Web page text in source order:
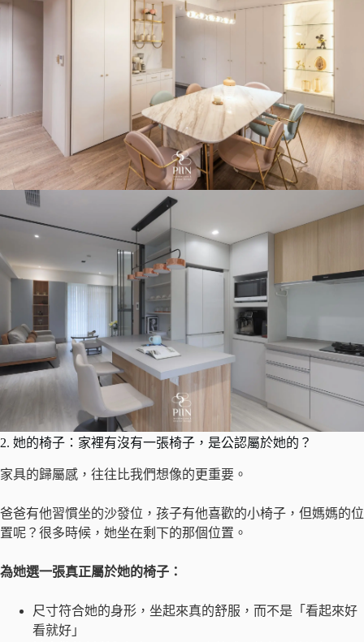
2. 她的椅子：家裡有沒有一張椅子，是公認屬於她的？
家具的歸屬感，往往比我們想像的更重要。
爸爸有他習慣坐的沙發位，孩子有他喜歡的小椅子，但媽媽的位
置呢？很多時候，她坐在剩下的那個位置。
為她選一張真正屬於她的椅子：
尺寸符合她的身形，坐起來真的舒服，而不是「看起來好
看就好」